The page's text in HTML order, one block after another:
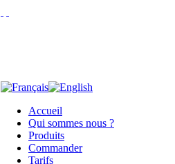
Accueil
Qui sommes nous ?
Produits
Commander
Tarifs